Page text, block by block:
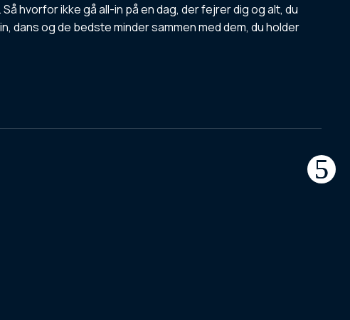
hvorfor ikke gå all-in på en dag, der fejrer dig og alt, du
dans og de bedste minder sammen med dem, du holder